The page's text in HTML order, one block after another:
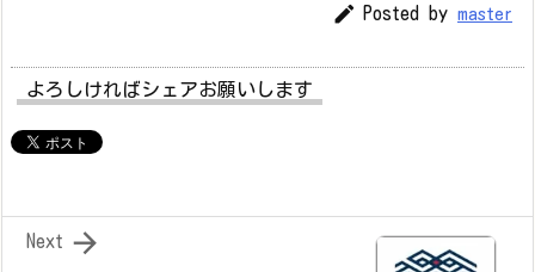
 Posted by master
よろしければシェアお願いします

Next